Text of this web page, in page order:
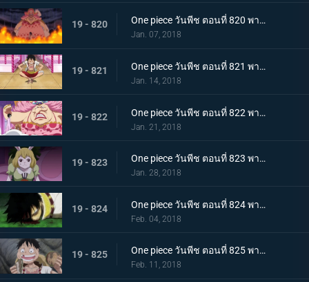
19 - 820 One piece วันพีช ตอนที่ 820 พากย์ไทย ไปหาซันจิ ลูฟี่ เอาคืนอย่างถึงลูกถึงคน
Jan. 07, 2018
19 - 821 One piece วันพีช ตอนที่ 821 พากย์ไทย ชาโตว์โกลาหล ลูฟี่ ไปสถานที่นัดหมาย
Jan. 14, 2018
19 - 822 One piece วันพีช ตอนที่ 822 พากย์ไทย ตัดสินใจจากลา ซันจิกับข้าวกล่องหมวกฟาง
Jan. 21, 2018
19 - 823 One piece วันพีช ตอนที่ 823 พากย์ไทย สี่จักรพรรดินอนพลิกตัวไปมา ปฏิบัติการช่วยบรู๊ค
Jan. 28, 2018
19 - 824 One piece วันพีช ตอนที่ 824 พากย์ไทย ที่ที่สัญญากัน ลูฟี่ ต่อสู้เกินขีดจำกัด
Feb. 04, 2018
19 - 825 One piece วันพีช ตอนที่ 825 พากย์ไทย คนโกหก ลูฟี่กับซันจิ
Feb. 11, 2018